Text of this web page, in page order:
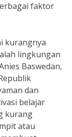
faktor
kurangnya
lingkungan
Baswedan,
dan
belajar
kurang
atau